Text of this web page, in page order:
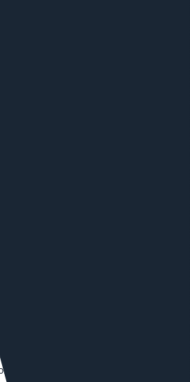
настройки новые позиции
не получают
продолжает «толкать»
кампаний — чтобы
и задать корректную
проекта Expresspanda
ассортимента — в меню
— фидовые кампании
товары подтянулись,
недостаточно:
мало трафика,
переобучиться, а заявки